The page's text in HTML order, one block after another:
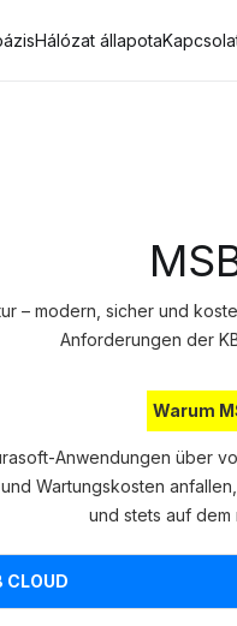
Hálózat állapota
– modern, sicher und
Anforderungen der
Warum
Anwendungen über
Wartungskosten
und stets auf
CLOUD